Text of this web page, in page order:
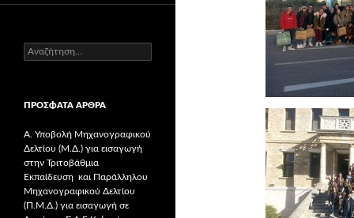
Α
ν
ή
η
σ
η
γ
ι
α
ΠΡΌΣΦΑΤΑ ΆΡΘΡΑ
Α. Υποβολή Μηχανογραφικού
Δελτίου (Μ.Δ.) για εισαγωγή
στην Τριτοβάθμια
Εκπαίδευση και Παράλληλου
Μηχανογραφικού Δελτίου
(Π.Μ.Δ.) για εισαγωγή σε